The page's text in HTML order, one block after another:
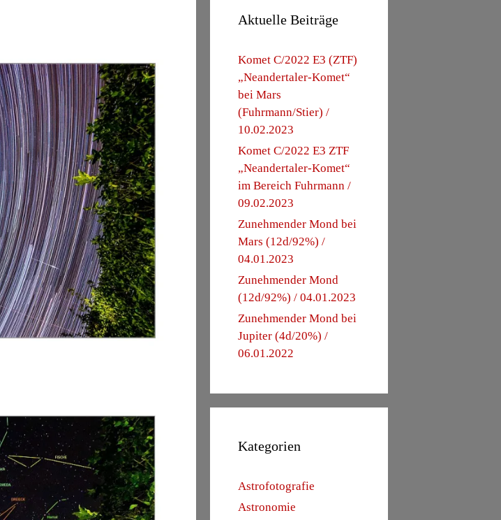
Aktuelle Beiträge
Komet C/2022 E3 (ZTF)
„Neandertaler-Komet“
bei Mars
(Fuhrmann/Stier) /
10.02.2023
Komet C/2022 E3 ZTF
„Neandertaler-Komet“
im Bereich Fuhrmann /
09.02.2023
Zunehmender Mond bei
Mars (12d/92%) /
04.01.2023
Zunehmender Mond
(12d/92%) / 04.01.2023
Zunehmender Mond bei
Jupiter (4d/20%) /
06.01.2022
Kategorien
Astrofotografie
Astronomie